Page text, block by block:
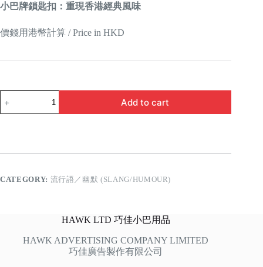
小巴牌鎖匙扣：重現香港經典風味
價錢用港幣計算 / Price in HKD
貓
Add to cart
CATEGORY: 流行語／幽默 (SLANG/HUMOUR)
HAWK LTD 巧佳小巴用品
HAWK ADVERTISING COMPANY LIMITED
巧佳廣告製作有限公司